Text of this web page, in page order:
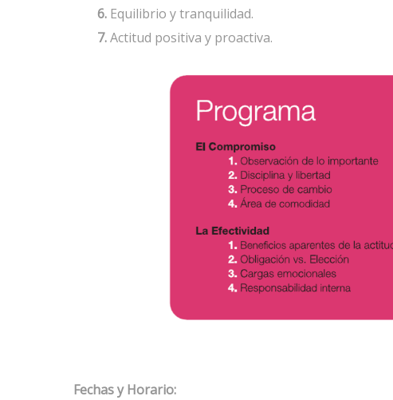
6. Equilibrio y tranquilidad.
7.Actitud positiva y proactiva.
Fechas y Horario: